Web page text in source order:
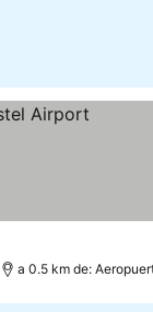
a 0.5 km de: